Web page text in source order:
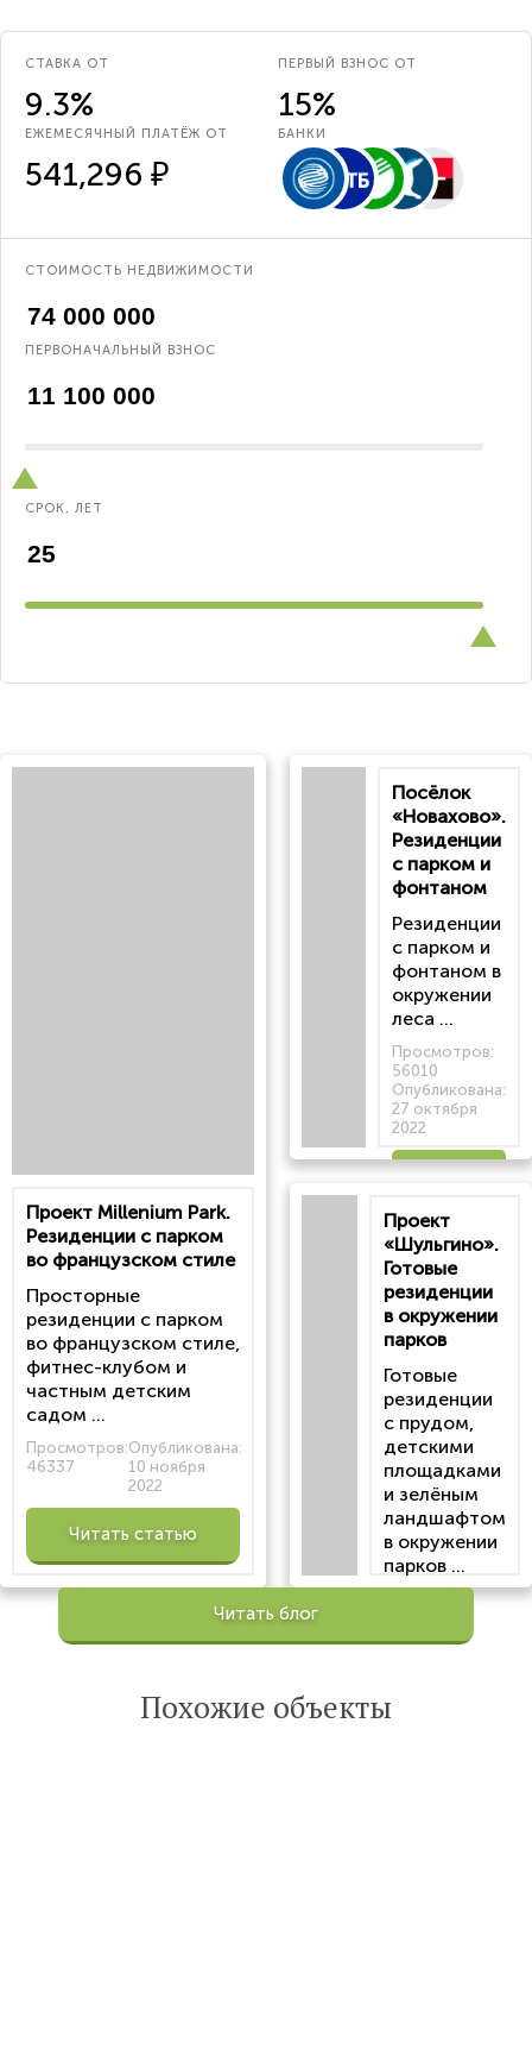
СТАВКА ОТ
9.3%
ПЕРВЫЙ ВЗНОС ОТ
15%
ЕЖЕМЕСЯЧНЫЙ ПЛАТЁЖ ОТ
541,296 ₽
БАНКИ
СТОИМОСТЬ НЕДВИЖИМОСТИ
ПЕРВОНАЧАЛЬНЫЙ ВЗНОС
СРОК, ЛЕТ
Проект Millenium Park.
Резиденции с парком
во французском стиле
Просторные
резиденции с парком
во французском стиле,
фитнес-клубом и
частным детским
садом ...
Просмотров:
46337
Опубликована:
10 ноября
2022
Читать статью
Посёлок
«Новахово».
Резиденции
с парком и
фонтаном
Резиденции
с парком и
фонтаном в
окружении
леса ...
Просмотров:
56010
Опубликована:
27 октября
2022
статью
Проект
«Шульгино».
Готовые
резиденции
в окружении
парков
Готовые
резиденции
с прудом,
детскими
площадками
и зелёным
ландшафтом
в окружении
парков ...
Просмотров:
Опубликована:
Читать блог
Похожие объекты